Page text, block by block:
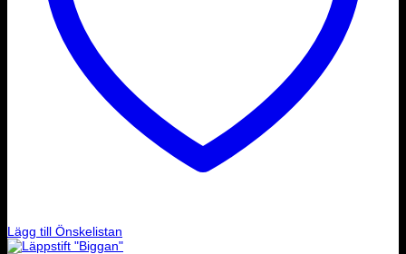
Lägg till Önskelistan